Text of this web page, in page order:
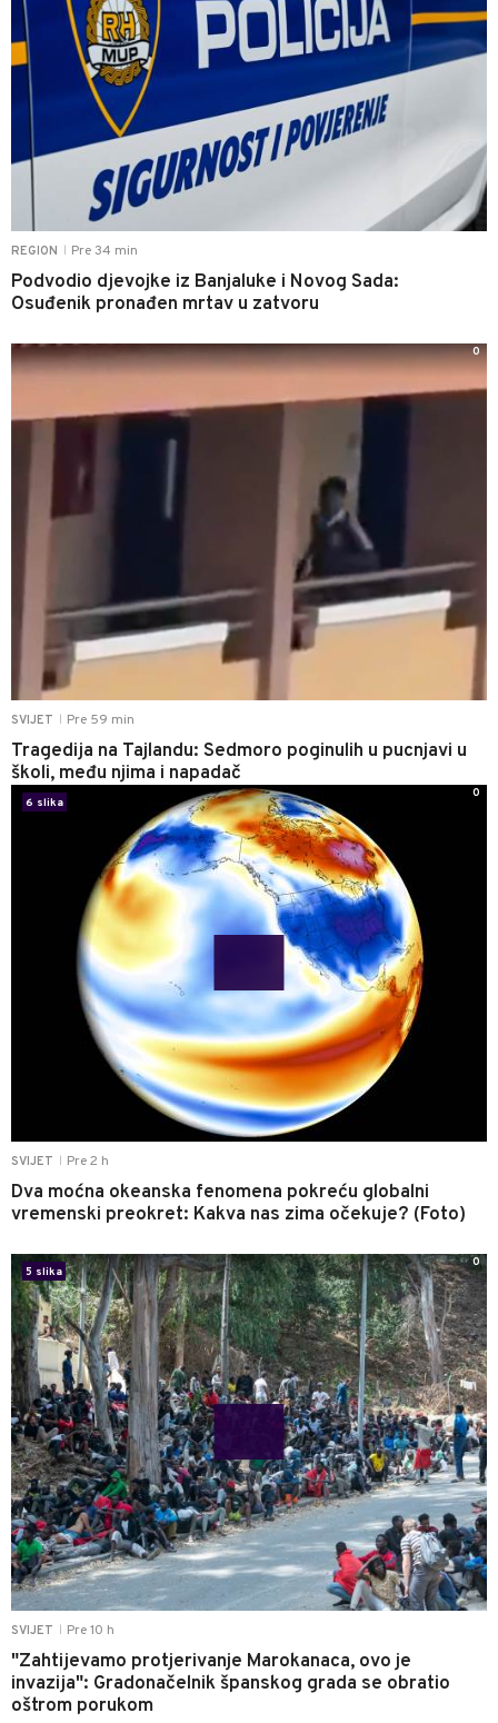
REGION Pre 34 min
Podvodio djevojke iz Banjaluke i Novog Sada:
Osuđenik pronađen mrtav u zatvoru
SVIJET Pre 59 min
Tragedija na Tajlandu: Sedmoro poginulih u pucnjavi u
školi, među njima i napadač
0
SVIJET Pre 2 h
Dva moćna okeanska fenomena pokreću globalni
vremenski preokret: Kakva nas zima očekuje? (Foto)
6 slika
0
SVIJET Pre 10 h
"Zahtijevamo protjerivanje Marokanaca, ovo je
invazija": Gradonačelnik španskog grada se obratio
oštrom porukom
5 slika
0